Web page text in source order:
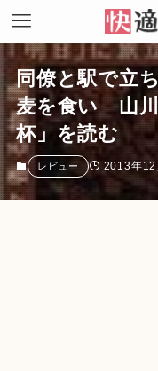
同僚と駅で立
麦を食い 山川
杯」を読む
レビュー 2013年